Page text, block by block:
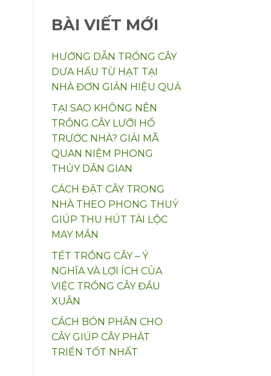
BÀI VIẾT MỚI
HƯỚNG DẪN TRỒNG CÂY
DƯA HẤU TỪ HẠT TẠI
NHÀ ĐƠN GIẢN HIỆU QUẢ
TẠI SAO KHÔNG NÊN
TRỒNG CÂY LƯỠI HỔ
TRƯỚC NHÀ? GIẢI MÃ
QUAN NIỆM PHONG
THỦY DÂN GIAN
CÁCH ĐẶT CÂY TRONG
NHÀ THEO PHONG THUỶ
GIÚP THU HÚT TÀI LỘC
MAY MẮN
TẾT TRỒNG CÂY – Ý
NGHĨA VÀ LỢI ÍCH CỦA
VIỆC TRỒNG CÂY ĐẦU
XUÂN
CÁCH BÓN PHÂN CHO
CÂY GIÚP CÂY PHÁT
TRIỂN TỐT NHẤT